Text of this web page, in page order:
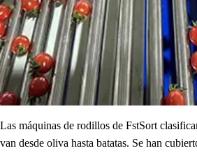
Las máquinas de rodillos de FstSort
van desde oliva hasta batatas. Se han